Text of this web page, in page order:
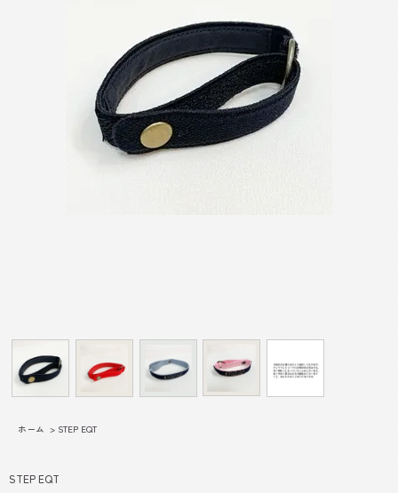
ホーム > STEP EQT
STEP EQT